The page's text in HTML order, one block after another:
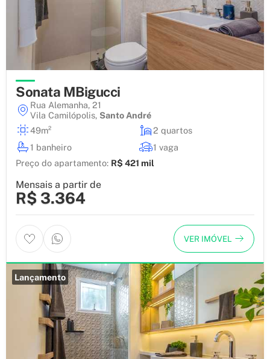
Sonata MBigucci
Rua Alemanha, 21
Vila Camilópolis, Santo André
49m²
2 quartos
1 banheiro
1 vaga
Preço do apartamento: R$ 421 mil
Mensais a partir de
R$ 3.364
VER IMÓVEL
Lançamento